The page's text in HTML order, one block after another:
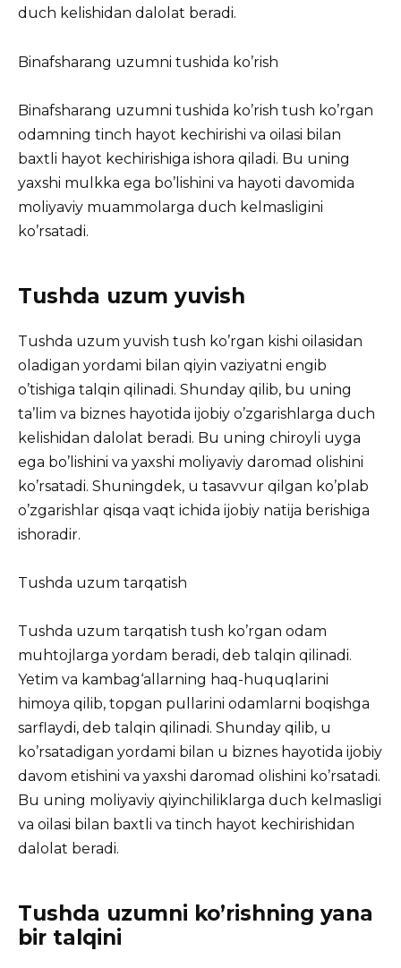
duch kelishidan dalolat beradi.
Binafsharang uzumni tushida ko’rish
Binafsharang uzumni tushida ko’rish tush ko’rgan
odamning tinch hayot kechirishi va oilasi bilan
baxtli hayot kechirishiga ishora qiladi. Bu uning
yaxshi mulkka ega bo’lishini va hayoti davomida
moliyaviy muammolarga duch kelmasligini
ko’rsatadi.
Tushda uzum yuvish
Tushda uzum yuvish tush ko’rgan kishi oilasidan
oladigan yordami bilan qiyin vaziyatni engib
o’tishiga talqin qilinadi. Shunday qilib, bu uning
ta’lim va biznes hayotida ijobiy o’zgarishlarga duch
kelishidan dalolat beradi. Bu uning chiroyli uyga
ega bo’lishini va yaxshi moliyaviy daromad olishini
ko’rsatadi. Shuningdek, u tasavvur qilgan ko’plab
o’zgarishlar qisqa vaqt ichida ijobiy natija berishiga
ishoradir.
Tushda uzum tarqatish
Tushda uzum tarqatish tush ko’rgan odam
muhtojlarga yordam beradi, deb talqin qilinadi.
Yetim va kambag‘allarning haq-huquqlarini
himoya qilib, topgan pullarini odamlarni boqishga
sarflaydi, deb talqin qilinadi. Shunday qilib, u
ko’rsatadigan yordami bilan u biznes hayotida ijobiy
davom etishini va yaxshi daromad olishini ko’rsatadi.
Bu uning moliyaviy qiyinchiliklarga duch kelmasligi
va oilasi bilan baxtli va tinch hayot kechirishidan
dalolat beradi.
Tushda uzumni ko’rishning yana
bir talqini